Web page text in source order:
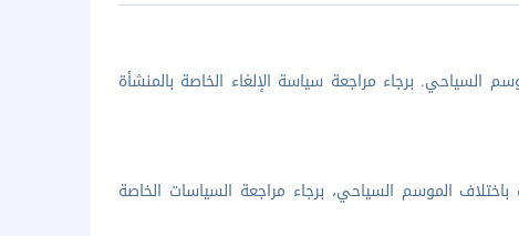
السياحي. برجاء مراجعة سياسة الإلغاء الخاصة بالمنشأة
الموسم السياحي، برجاء مراجعة السياسات الخاصة